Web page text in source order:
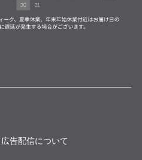
告配信について